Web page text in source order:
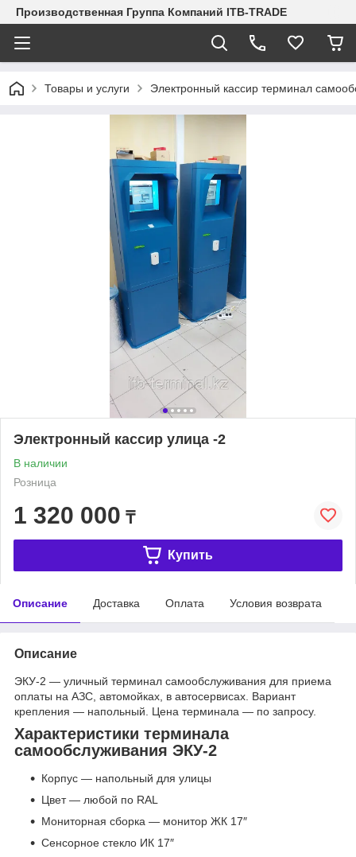
Производственная Группа Компаний ITB-TRADE
Товары и услуги Электронный кассир терминал
Электронный кассир улица -2
В наличии
Розница
1 320 000 ₸
Купить
Описание Доставка Оплата Условия возврата
Описание
ЭКУ-2 — уличный терминал самообслуживания для приема
оплаты на АЗС, автомойках, в автосервисах. Вариант
крепления — напольный. Цена терминала — по запросу.
Характеристики терминала
самообслуживания ЭКУ-2
Корпус — напольный для улицы
Цвет — любой по RAL
Мониторная сборка — монитор ЖК 17″
Сенсорное стекло ИК 17″